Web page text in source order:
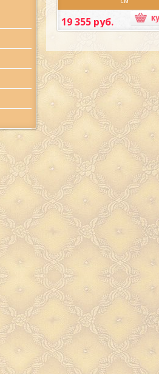
Цвет: золото
Материал: латунь
Производитель:
Вес: 1,25кг
d31см (латунь, золото)
Livio
19 355 руб.